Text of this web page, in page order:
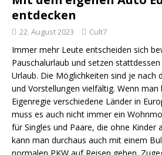
entdecken
22. August 2023 Cult7
Immer mehr Leute entscheiden sich
Pauschalurlaub und setzen
Urlaub. Die Möglichkeiten sind je nach
und Vorstellungen vielfältig. Wenn man
Eigenregie verschiedene Länder in
muss es auch nicht immer ein
für Singles und Paare, die ohne Kinder
kann man durchaus auch mit einem